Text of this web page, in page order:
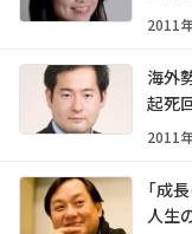
2011
海外
起死
2011
「成
人生